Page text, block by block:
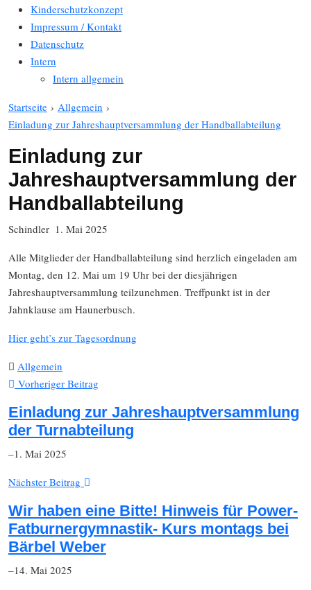
Kinderschutzkonzept
Impressum / Kontakt
Datenschutz
Intern
Intern allgemein
Startseite › Allgemein ›
Einladung zur Jahreshauptversammlung der Handballabteilung
Einladung zur
Jahreshauptversammlung der
Handballabteilung
Schindler 1. Mai 2025
Alle Mitglieder der Handballabteilung sind herzlich eingeladen am
Montag, den 12. Mai um 19 Uhr bei der diesjährigen
Jahreshauptversammlung teilzunehmen. Treffpunkt ist in der
Jahnklause am Haunerbusch.
Hier geht’s zur Tagesordnung
Allgemein
Vorheriger Beitrag
Einladung zur Jahreshauptversammlung
der Turnabteilung
–1. Mai 2025
Nächster Beitrag
Wir haben eine Bitte! Hinweis für Power-
Fatburnergymnastik- Kurs montags bei
Bärbel Weber
–14. Mai 2025